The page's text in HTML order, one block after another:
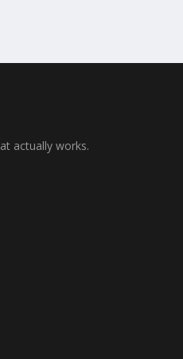
actually works.